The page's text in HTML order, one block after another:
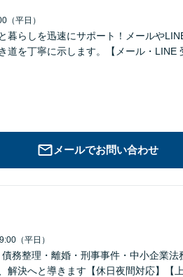
（平日）
暮らしを迅速にサポート！メールや
を丁寧に示します。【メール・LINE
メールでお問い合わせ
（平日）
務整理・離婚・刑事事件・中小企業法
解決へと導きます【休日夜間対応】【